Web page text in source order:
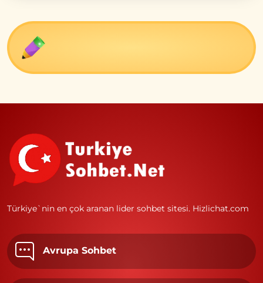
Türkiye`nin en çok aranan lider sohbet sitesi. Hizlichat.com
Avrupa Sohbet